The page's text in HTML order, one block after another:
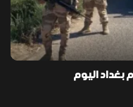
اليوم